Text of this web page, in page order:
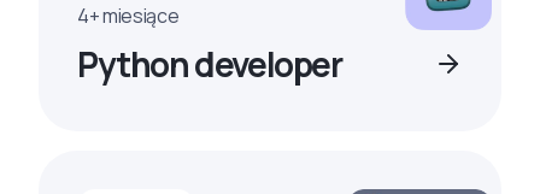
4+ miesiące
Python developer